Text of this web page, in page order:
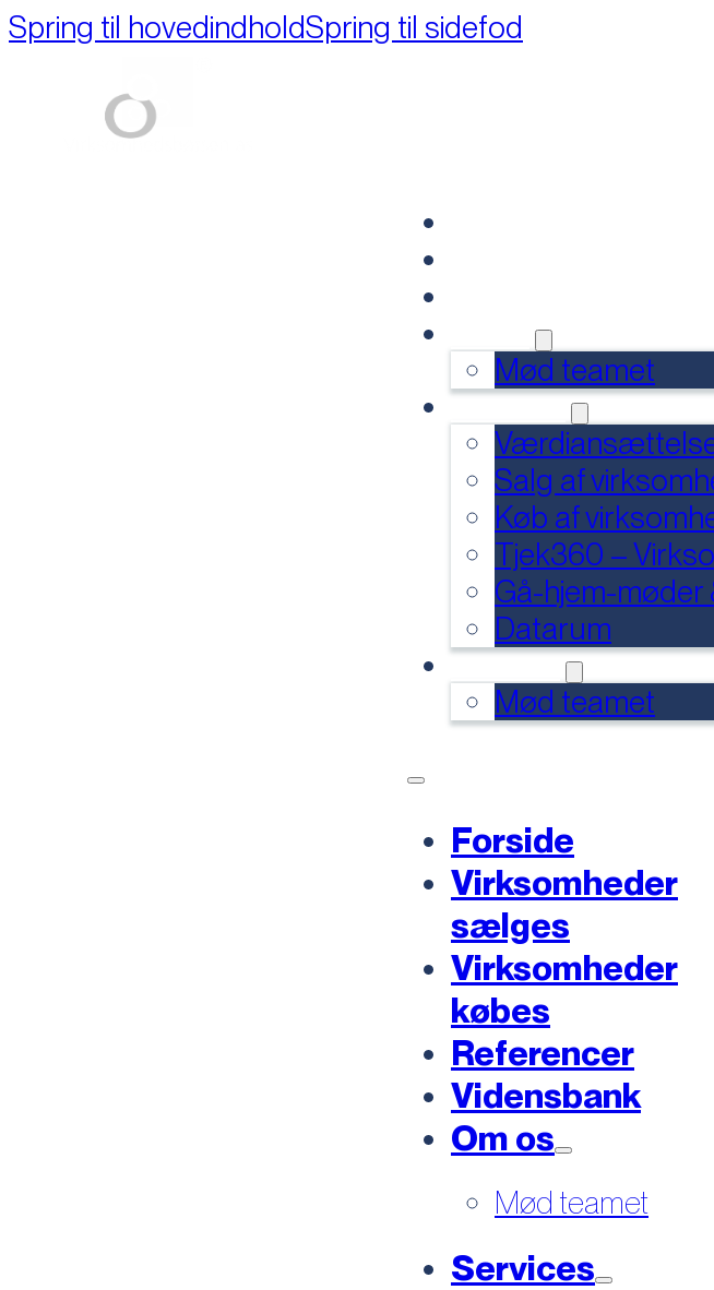
Spring til hovedindholdSpring til sidefod
Mød teamet
Salg af
Køb af
Tjek360 –
Gå-hjem-møder
Datarum
Mød teamet
Forside
Virksomheder
sælges
Virksomheder
købes
Referencer
Vidensbank
Om os
Mød teamet
Services